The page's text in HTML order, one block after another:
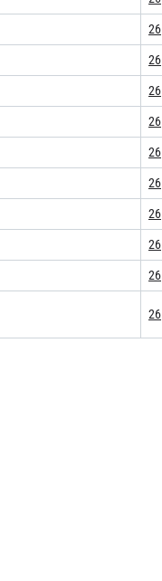
26
26
26
26
26
26
26
26
26
26